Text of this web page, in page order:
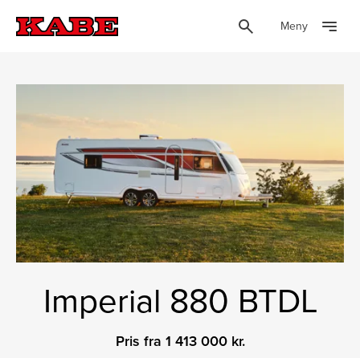
Meny
Imperial 880 BTDL
Pris fra 1 413 000 kr.